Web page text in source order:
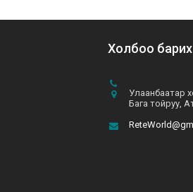
Холбоо барих
Улаанбаатар
Бага тойруу,